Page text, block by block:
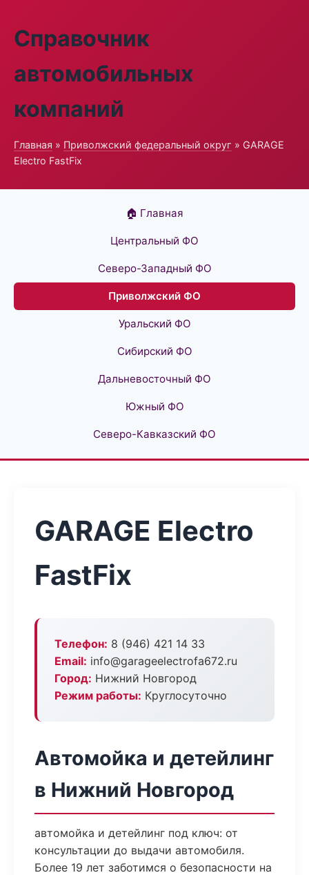
Справочник
автомобильных
компаний
Главная » Приволжский федеральный округ » GARAGE
Electro FastFix
🏠 Главная
Центральный ФО
Северо-Западный ФО
Приволжский ФО
Уральский ФО
Сибирский ФО
Дальневосточный ФО
Южный ФО
Северо-Кавказский ФО
GARAGE Electro
FastFix
Телефон: 8 (946) 421 14 33
Email: info@garageelectrofa672.ru
Город: Нижний Новгород
Режим работы: Круглосуточно
Автомойка и детейлинг
в Нижний Новгород
автомойка и детейлинг под ключ: от
консультации до выдачи автомобиля.
Более 19 лет заботимся о безопасности на